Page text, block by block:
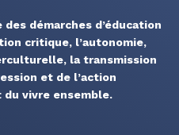
démarches d’éducation
critique, l’autonomie,
la transmission
et de l’action
vivre ensemble.